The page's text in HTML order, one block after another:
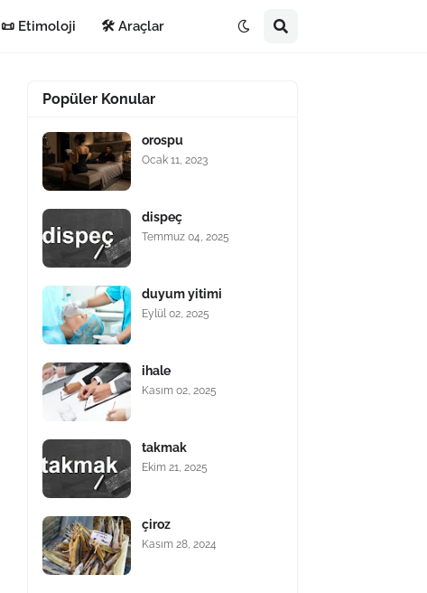
📜 Etimoloji 🛠️ Araçlar
Popüler Konular
orospu
Ocak 11, 2023
dispeç
Temmuz 04, 2025
duyum yitimi
Eylül 02, 2025
ihale
Kasım 02, 2025
takmak
Ekim 21, 2025
çiroz
Kasım 28, 2024